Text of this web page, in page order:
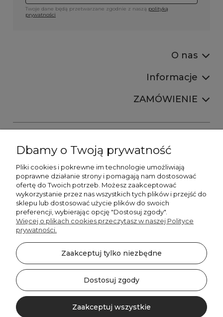
Twoje dane będą przetwarzane zgodnie z naszą polityką
prywatności
O nas
Informacje
ZAMÓWIENIE
+48606673390
sprzedaz@belldecohome.pl
©2026 Wszelkie Prawa Zastrzeżone | BelldecoHome.pl
Flex Minimalist by Ecommercy
Dbamy o Twoją prywatność
Pliki cookies i pokrewne im technologie umożliwiają
poprawne działanie strony i pomagają nam dostosować
ofertę do Twoich potrzeb. Możesz zaakceptować
wykorzystanie przez nas wszystkich tych plików i przejść do
sklepu lub dostosować użycie plików do swoich
preferencji, wybierając opcję "Dostosuj zgody".
Więcej o plikach cookies przeczytasz w naszej Polityce
prywatności.
Zaakceptuj tylko niezbędne
Dostosuj zgody
Zaakceptuj wszystkie
Zapisz się do naszego newslettera i zgarnij 8% rabatu!
zaznacz pola
Akceptuję regulamin newslettera
Akceptuję politykę prywatności
SUBSKRYBUJ!